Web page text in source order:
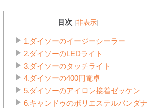
目次 [非表示]
1.ダイソーのイージーシーラー
2.ダイソーのLEDライト
3.ダイソーのタッチライト
4.ダイソーの400円電卓
5.ダイソーのアイロン接着ゼッケン
6.キャンドゥのポリエステルバンダナ